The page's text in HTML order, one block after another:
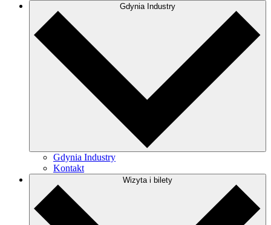
Gdynia Industry
Gdynia Industry
Kontakt
Wizyta i bilety